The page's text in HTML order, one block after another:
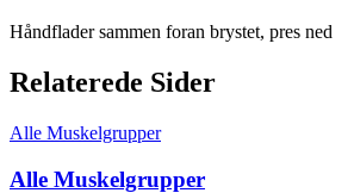
Håndflader sammen foran brystet, pres ned
Relaterede Sider
Alle Muskelgrupper
Alle Muskelgrupper